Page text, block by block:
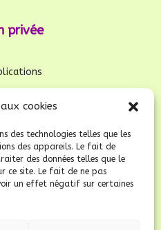
cookies
des technologies telles que les
des appareils. Le fait de
des données telles que le
ce site. Le fait de ne pas
un effet négatif sur certaines
privée
FR